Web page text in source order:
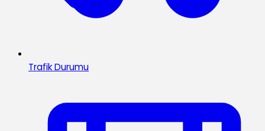
Trafik Durumu